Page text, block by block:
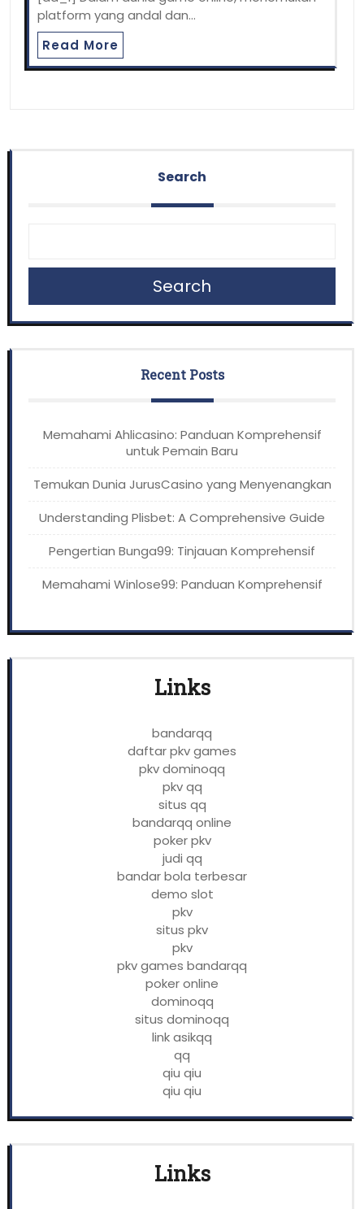
platform yang andal dan…
Read More
Search
Search
Recent Posts
Memahami Ahlicasino: Panduan Komprehensif
untuk Pemain Baru
Temukan Dunia JurusCasino yang Menyenangkan
Understanding Plisbet: A Comprehensive Guide
Pengertian Bunga99: Tinjauan Komprehensif
Memahami Winlose99: Panduan Komprehensif
Links
bandarqq
daftar pkv games
pkv dominoqq
pkv qq
situs qq
bandarqq online
poker pkv
judi qq
bandar bola terbesar
demo slot
pkv
situs pkv
pkv
pkv games bandarqq
poker online
dominoqq
situs dominoqq
link asikqq
qq
qiu qiu
qiu qiu
Links